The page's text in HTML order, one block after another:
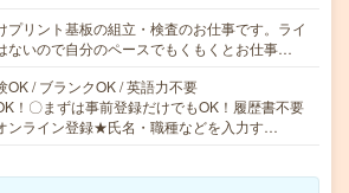
プリント基板の組立・検査のお仕事です。ライ
ないので自分のペースでもくもくとお仕事…
OK / ブランクOK / 英語力不要
！〇まずは事前登録だけでもOK！履歴書不要
ンライン登録★氏名・職種などを入力す…